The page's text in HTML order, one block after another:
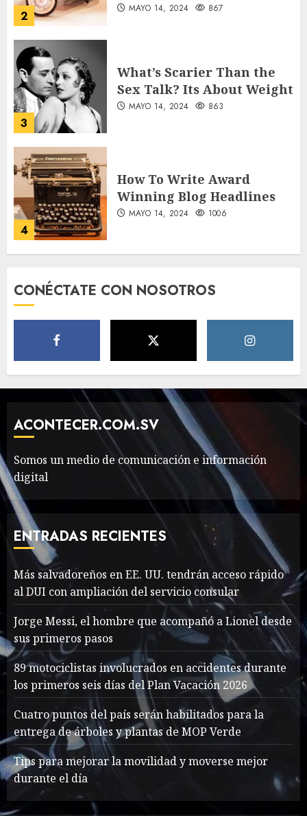
2
MAYO 14, 2024 867
3
What’s Scarier Than the
Sex Talk? Its About Weight
MAYO 14, 2024 863
4
How To Write Award
Winning Blog Headlines
MAYO 14, 2024 1006
How Many of These Italian
MAYO 14, 2024 814
Need to Know About the
Classic Cars in a Retro
Movie?
MAYO 14, 2024 801
7
The full story of
Thailand’s extraordinary
cave rescue
MAYO 14, 2024 1017
1
Más salvadoreños en EE.
UU. tendrán acceso rápido
al DUI con ampliación del
servicio consular
AGOSTO 9, 2026 37
2
Searching for the
forgotten heroes of World
War Two
MAYO 14, 2024 867
CONÉCTATE CON NOSOTROS
ACONTECER.COM.SV
Somos un medio de comunicación e información
digital
ENTRADAS RECIENTES
Más salvadoreños en EE. UU. tendrán acceso rápido
al DUI con ampliación del servicio consular
Jorge Messi, el hombre que acompañó a Lionel desde
sus primeros pasos
89 motociclistas involucrados en accidentes durante
los primeros seis días del Plan Vacación 2026
Cuatro puntos del país serán habilitados para la
entrega de árboles y plantas de MOP Verde
Tips para mejorar la movilidad y moverse mejor
durante el día